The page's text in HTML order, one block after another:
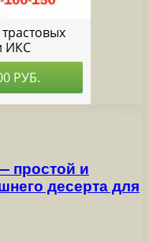
простой и
десерта для